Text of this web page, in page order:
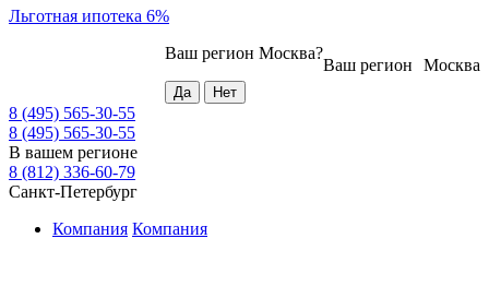
Льготная ипотека 6%
Москва
Ваш регион
Ваш регион Москва?
8 (495) 565-30-55
8 (495) 565-30-55
В вашем регионе
8 (812) 336-60-79
Санкт-Петербург
Компания Компания